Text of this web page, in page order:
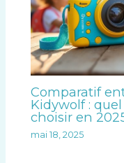
Comparatif
Kidywolf :
choisir en
mai 18, 2025